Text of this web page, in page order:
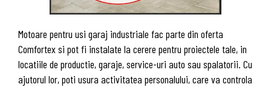
Motoare pentru usi garaj industriale fac parte din oferta
Comfortex si pot fi instalate la cerere pentru proiectele tale, in
locatiile de productie, garaje, service-uri auto sau spalatorii. Cu
ajutorul lor, poti usura activitatea personalului, care va controla